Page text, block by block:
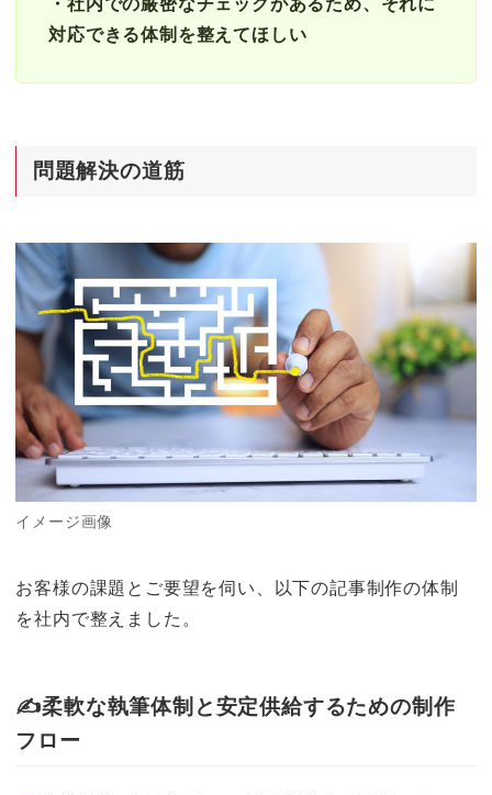
対応できる体制を整えてほしい
問題解決の道筋
イメージ画像
お客様の課題とご要望を伺い、以下の記事制作の体制
を社内で整えました。
✍️柔軟な執筆体制と安定供給するための制作
フロー